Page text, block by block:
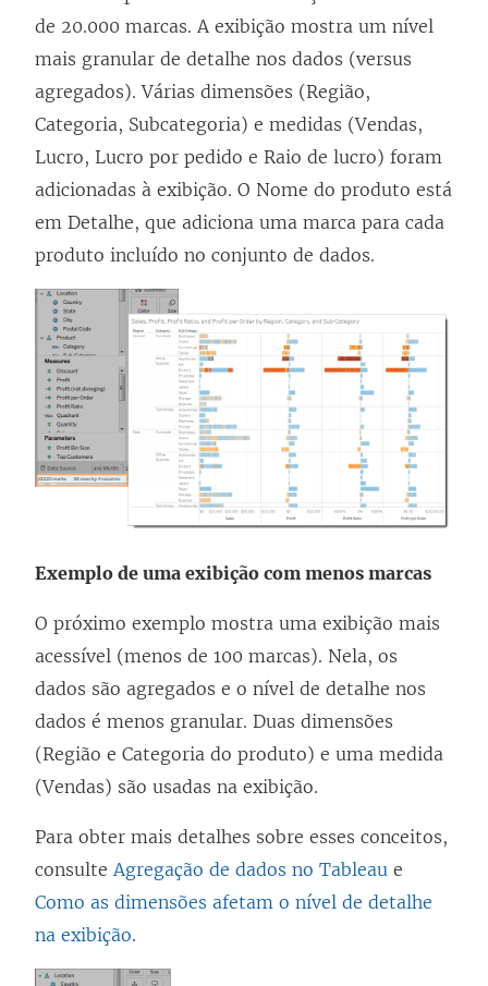
de 20.000 marcas. A exibição mostra um nível
mais granular de detalhe nos dados (versus
agregados). Várias dimensões (Região,
Categoria, Subcategoria) e medidas (Vendas,
Lucro, Lucro por pedido e Raio de lucro) foram
adicionadas à exibição. O Nome do produto está
em Detalhe, que adiciona uma marca para cada
produto incluído no conjunto de dados.
Exemplo de uma exibição com menos marcas
O próximo exemplo mostra uma exibição mais
acessível (menos de 100 marcas). Nela, os
dados são agregados e o nível de detalhe nos
dados é menos granular. Duas dimensões
(Região e Categoria do produto) e uma medida
(Vendas) são usadas na exibição.
Para obter mais detalhes sobre esses conceitos,
consulteAgregação de dados no Tableau e
Como as dimensões afetam o nível de detalhe
na exibição.